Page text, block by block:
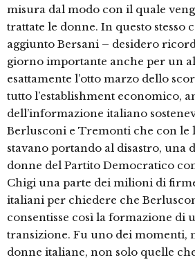
misura dal modo con il quale
trattate le donne. In questo stesso
aggiunto Bersani – desidero
giorno importante anche per un
esattamente l’otto marzo dello
tutto l’establishment economico,
dell’informazione italiano
Berlusconi e Tremonti che con le
stavano portando al disastro, una
donne del Partito Democratico
Chigi una parte dei milioni di
italiani per chiedere che
consentisse così la formazione di
transizione. Fu uno dei momenti,
donne italiane, non solo quelle